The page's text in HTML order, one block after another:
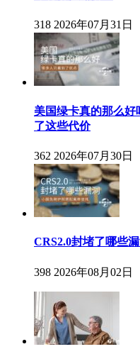
318 2026年07月31日
美国绿卡真的那么
了这些代价
362 2026年07月30日
CRS2.0封堵了哪些
398 2026年08月02日